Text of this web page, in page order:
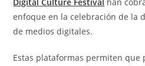
enfoque en la celebración de la
de medios digitales.
Estas plataformas permiten que